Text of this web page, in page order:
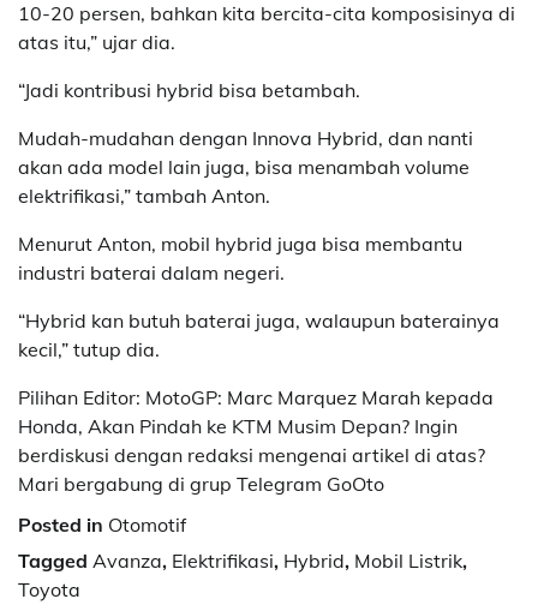
10-20 persen, bahkan kita bercita-cita komposisinya di
atas itu,” ujar dia.
“Jadi kontribusi hybrid bisa betambah.
Mudah-mudahan dengan Innova Hybrid, dan nanti
akan ada model lain juga, bisa menambah volume
elektrifikasi,” tambah Anton.
Menurut Anton, mobil hybrid juga bisa membantu
industri baterai dalam negeri.
“Hybrid kan butuh baterai juga, walaupun baterainya
kecil,” tutup dia.
Pilihan Editor: MotoGP: Marc Marquez Marah kepada
Honda, Akan Pindah ke KTM Musim Depan? Ingin
berdiskusi dengan redaksi mengenai artikel di atas?
Mari bergabung di grup Telegram GoOto
Posted in Otomotif
Tagged Avanza, Elektrifikasi, Hybrid, Mobil Listrik,
Toyota